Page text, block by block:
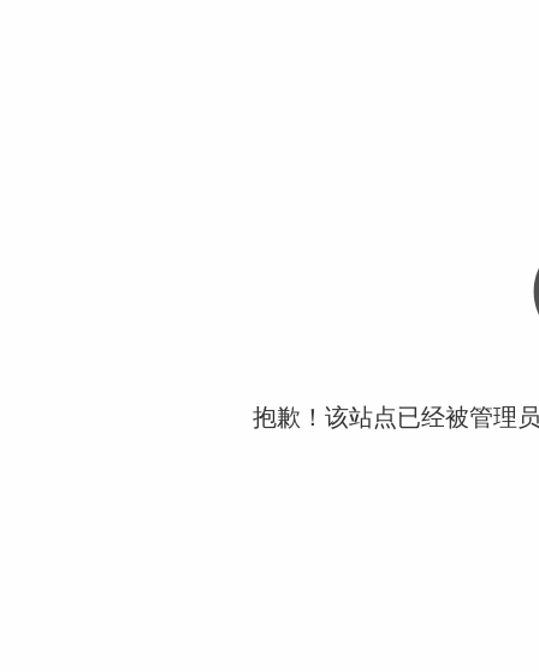
抱歉！该站点已经被管理